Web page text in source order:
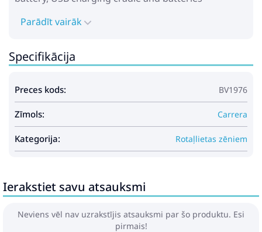
Parādīt vairāk
Specifikācija
Preces kods: BV1976
Zīmols: Carrera
Kategorija: Rotaļlietas zēniem
Ierakstiet savu atsauksmi
Neviens vēl nav uzrakstījis atsauksmi par šo produktu. Esi
pirmais!